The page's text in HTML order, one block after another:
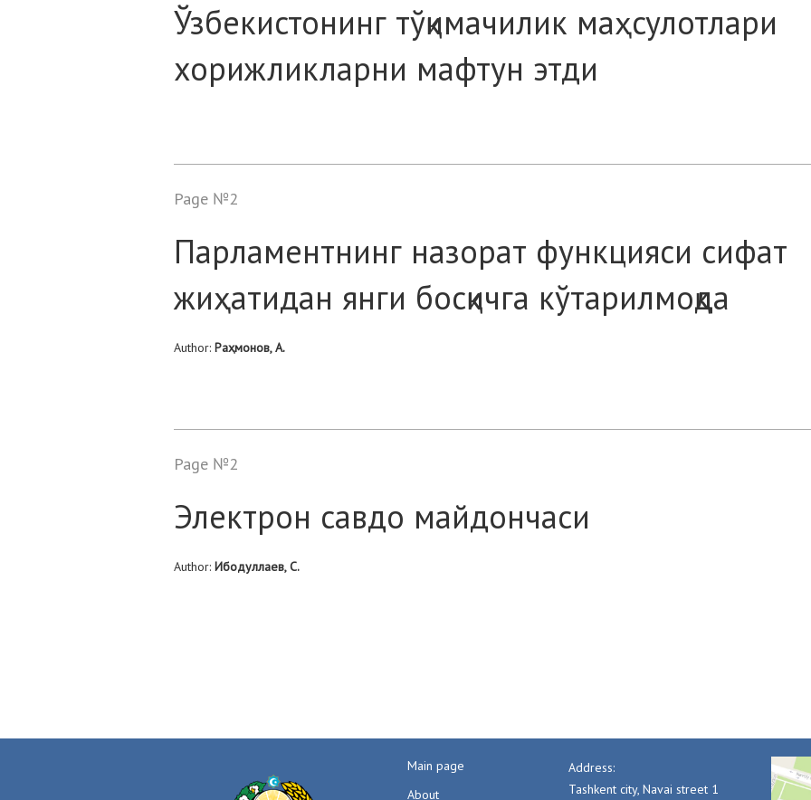
Ўзбекистонинг тўқимачилик маҳсулотлари
хорижликларни мафтун этди
Page №2
Парламентнинг назорат функцияси сифат
жиҳатидан янги босқичга кўтарилмоқда
Author: Раҳмонов, А.
Page №2
Электрон савдо майдончаси
Author: Ибодуллаев, С.
Main page
About
Address:
Tashkent city, Navai street 1